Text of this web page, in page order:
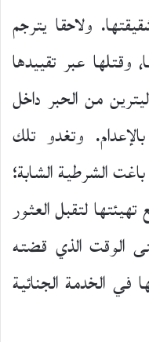
ولاحقا يترجم
وقتلها عبر تقييدها
من الحبر داخل
وتغدو تلك
الشرطية الشابة؛
لتقبل العثور
الوقت الذي قضته
في الخدمة الجنائية